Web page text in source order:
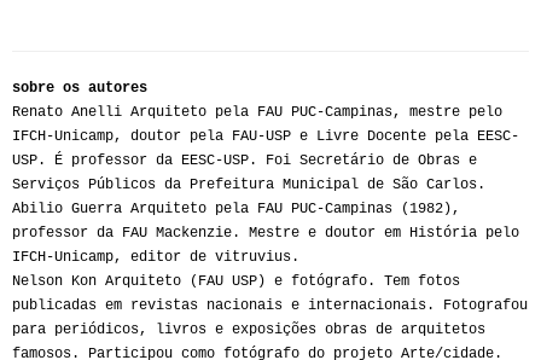
sobre os autores
Renato Anelli Arquiteto pela FAU PUC-Campinas, mestre pelo
IFCH-Unicamp, doutor pela FAU-USP e Livre Docente pela EESC-
USP. É professor da EESC-USP. Foi Secretário de Obras e
Serviços Públicos da Prefeitura Municipal de São Carlos.
Abilio Guerra Arquiteto pela FAU PUC-Campinas (1982),
professor da FAU Mackenzie. Mestre e doutor em História pelo
IFCH-Unicamp, editor de vitruvius.
Nelson Kon Arquiteto (FAU USP) e fotógrafo. Tem fotos
publicadas em revistas nacionais e internacionais. Fotografou
para periódicos, livros e exposições obras de arquitetos
famosos. Participou como fotógrafo do projeto Arte/cidade.